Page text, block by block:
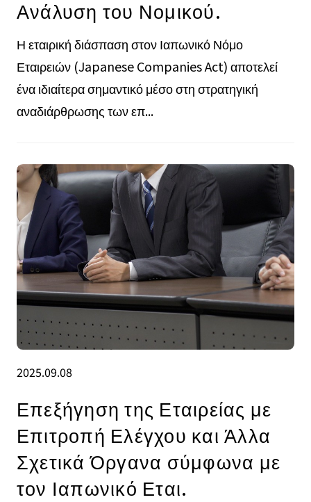
Ανάλυση του Νομικού.
Η εταιρική διάσπαση στον Ιαπωνικό Νόμο
Εταιρειών (Japanese Companies Act) αποτελεί
ένα ιδιαίτερα σημαντικό μέσο στη στρατηγική
αναδιάρθρωσης των επ...
2025.09.08
Επεξήγηση της Εταιρείας με
Επιτροπή Ελέγχου και Άλλα
Σχετικά Όργανα σύμφωνα με
τον Ιαπωνικό Εται.